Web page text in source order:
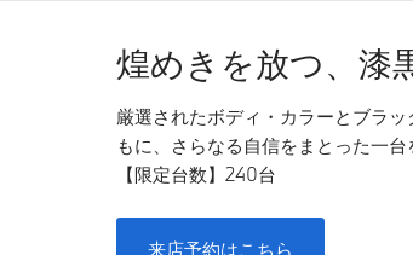
煌めきを放つ、漆
厳選されたボディ・カラーとブラ
もに、さらなる自信をまとった一台
【限定台数】240台
来店予約はこちら